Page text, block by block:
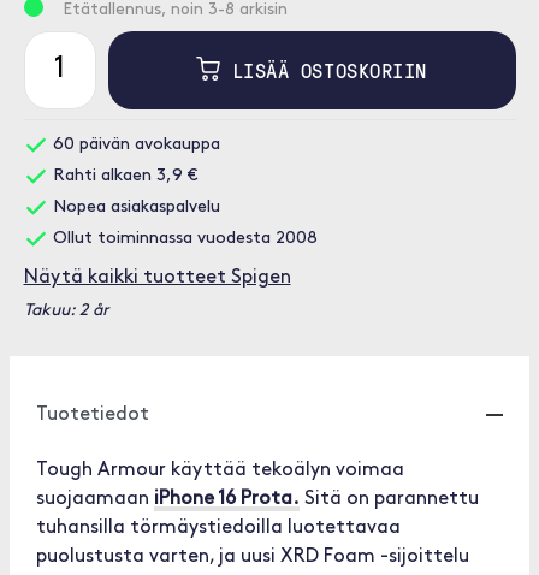
Etätallennus, noin 3-8 arkisin
LISÄÄ OSTOSKORIIN
60 päivän avokauppa
Rahti alkaen 3,9 €
Nopea asiakaspalvelu
Ollut toiminnassa vuodesta 2008
Näytä kaikki tuotteet Spigen
Takuu: 2 år
Tuotetiedot
Tough Armour käyttää tekoälyn voimaa
suojaamaan iPhone 16 Prota. Sitä on parannettu
tuhansilla törmäystiedoilla luotettavaa
puolustusta varten, ja uusi XRD Foam -sijoittelu